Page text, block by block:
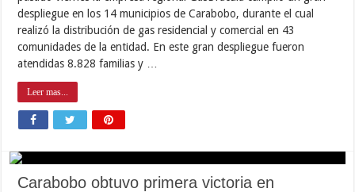
despliegue en los 14 municipios de Carabobo, durante el cual
realizó la distribución de gas residencial y comercial en 43
comunidades de la entidad. En este gran despliegue fueron
atendidas 8.828 familias y …
Leer mas...
Carabobo obtuvo primera victoria en